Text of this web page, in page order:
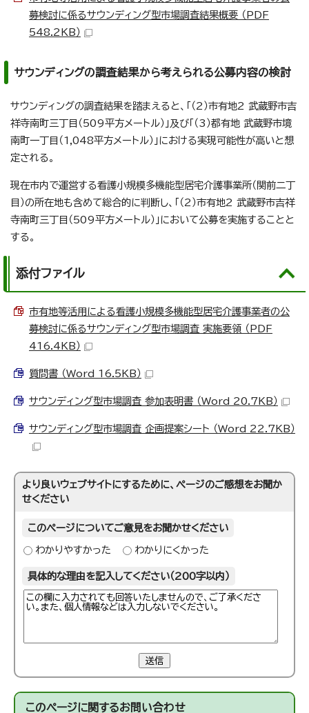
募検討に係るサウンディング型市場調査結果概要 （PDF
548.2KB）
サウンディングの調査結果から考えられる公募内容の検討
サウンディングの調査結果を踏まえると、「（2）市有地2 武蔵野市吉
祥寺南町三丁目（509平方メートル）」及び「（3）都有地 武蔵野市境
南町一丁目（1,048平方メートル）」における実現可能性が高いと想
定される。
現在市内で運営する看護小規模多機能型居宅介護事業所（関前二丁
目）の所在地も含めて総合的に判断し、「（2）市有地2 武蔵野市吉祥
寺南町三丁目（509平方メートル）」において公募を実施することと
する。
添付ファイル
市有地等活用による看護小規模多機能型居宅介護事業者の公
募検討に係るサウンディング型市場調査 実施要領 （PDF
416.4KB）
質問書 （Word 16.5KB）
サウンディング型市場調査 参加表明書 （Word 20.7KB）
サウンディング型市場調査 企画提案シート （Word 22.7KB）
より良いウェブサイトにするために、ページのご感想をお聞か
せください
このページについてご意見をお聞かせください
わかりやすかった わかりにくかった
具体的な理由を記入してください（200字以内）
送信
このページに関するお問い合わせ